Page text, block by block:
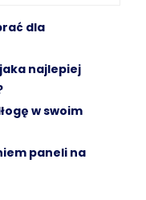
dla
najlepiej
w swoim
paneli na